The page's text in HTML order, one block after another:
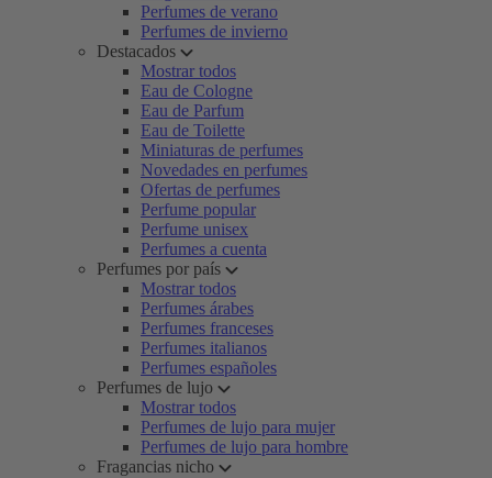
Perfumes de verano
Perfumes de invierno
Destacados
Mostrar todos
Eau de Cologne
Eau de Parfum
Eau de Toilette
Miniaturas de perfumes
Novedades en perfumes
Ofertas de perfumes
Perfume popular
Perfume unisex
Perfumes a cuenta
Perfumes por país
Mostrar todos
Perfumes árabes
Perfumes franceses
Perfumes italianos
Perfumes españoles
Perfumes de lujo
Mostrar todos
Perfumes de lujo para mujer
Perfumes de lujo para hombre
Fragancias nicho